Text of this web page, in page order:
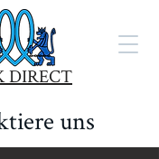
DIRECT
uns